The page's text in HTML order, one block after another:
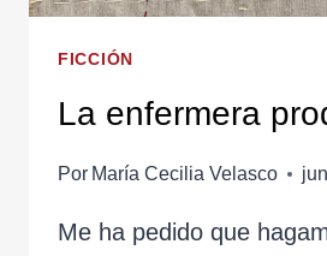
FICCIÓN
La enfermera
Por María Cecilia Velasco
Me ha pedido que